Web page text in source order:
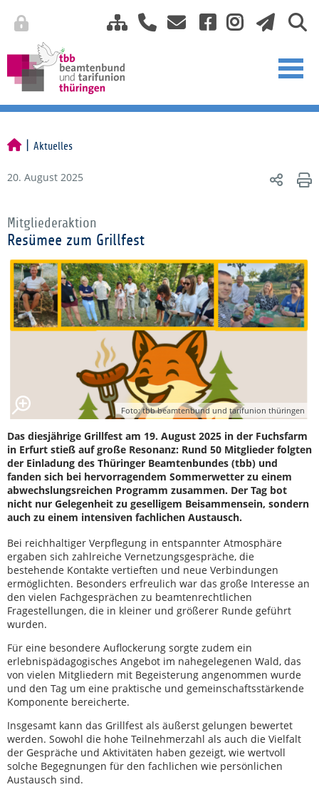
Aktuelles
20. August 2025
Mitgliederaktion
Resümee zum Grillfest
Foto: tbb beamtenbund und tarifunion thüringen
Das diesjährige Grillfest am 19. August 2025 in der Fuchsfarm
in Erfurt stieß auf große Resonanz: Rund 50 Mitglieder folgten
der Einladung des Thüringer Beamtenbundes (tbb) und
fanden sich bei hervorragendem Sommerwetter zu einem
abwechslungsreichen Programm zusammen. Der Tag bot
nicht nur Gelegenheit zu geselligem Beisammensein, sondern
auch zu einem intensiven fachlichen Austausch.
Bei reichhaltiger Verpflegung in entspannter Atmosphäre
ergaben sich zahlreiche Vernetzungsgespräche, die
bestehende Kontakte vertieften und neue Verbindungen
ermöglichten. Besonders erfreulich war das große Interesse an
den vielen Fachgesprächen zu beamtenrechtlichen
Fragestellungen, die in kleiner und größerer Runde geführt
wurden.
Für eine besondere Auflockerung sorgte zudem ein
erlebnispädagogisches Angebot im nahegelegenen Wald, das
von vielen Mitgliedern mit Begeisterung angenommen wurde
und den Tag um eine praktische und gemeinschaftsstärkende
Komponente bereicherte.
Insgesamt kann das Grillfest als äußerst gelungen bewertet
werden. Sowohl die hohe Teilnehmerzahl als auch die Vielfalt
der Gespräche und Aktivitäten haben gezeigt, wie wertvoll
solche Begegnungen für den fachlichen wie persönlichen
Austausch sind.